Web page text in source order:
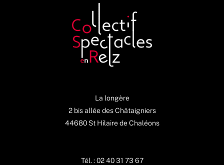
La longère
2 bis allée des Châtaigniers
44680 St Hilaire de Chaléons
Tél. : 02 40 31 73 67